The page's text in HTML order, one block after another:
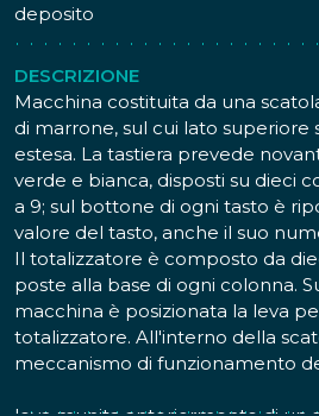
deposito
DESCRIZIONE
Macchina costituita da una
di marrone, sul cui lato superiore
estesa. La tastiera prevede
verde e bianca, disposti su dieci
a 9; sul bottone di ogni tasto è
valore del tasto, anche il suo
Il totalizzatore è composto da
poste alla base di ogni colonna.
macchina è posizionata la leva
totalizzatore. All'interno della
meccanismo di funzionamento
una colonna agiscono su punti